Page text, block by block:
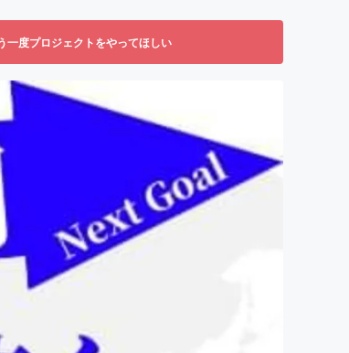
一度プロジェクトをやってほしい